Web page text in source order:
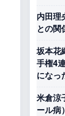
内田理
との関
坂本花
手権4
になっ
米倉涼
ール病